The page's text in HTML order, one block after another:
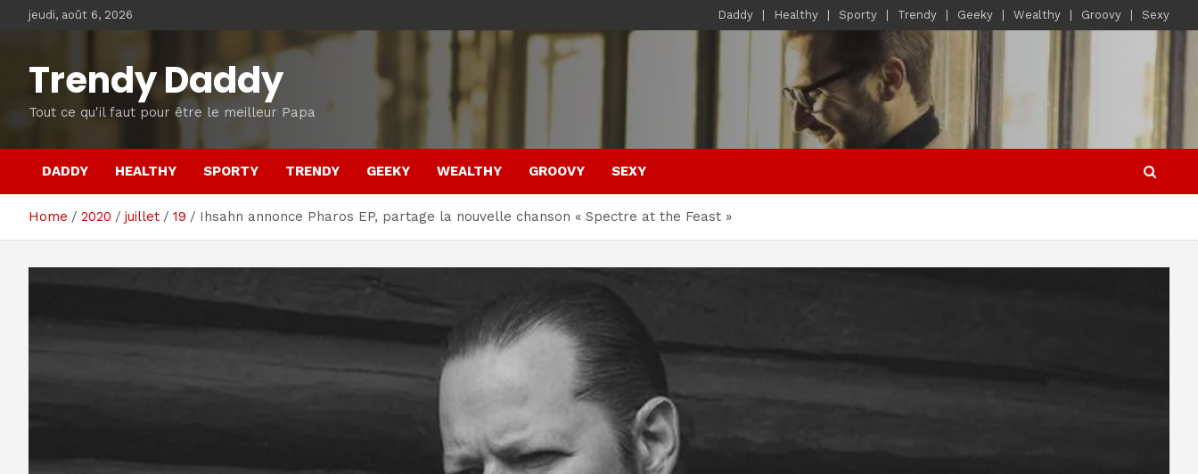
jeudi, août 6, 2026 Daddy Healthy Sporty Trendy Geeky Wealthy Groovy Sexy
Trendy Daddy
Tout ce qu'il faut pour être le meilleur Papa
DADDY HEALTHY SPORTY TRENDY GEEKY WEALTHY GROOVY SEXY
Home 2020 juillet 19 Ihsahn annonce Pharos EP, partage la nouvelle chanson « Spectre at the Feast »